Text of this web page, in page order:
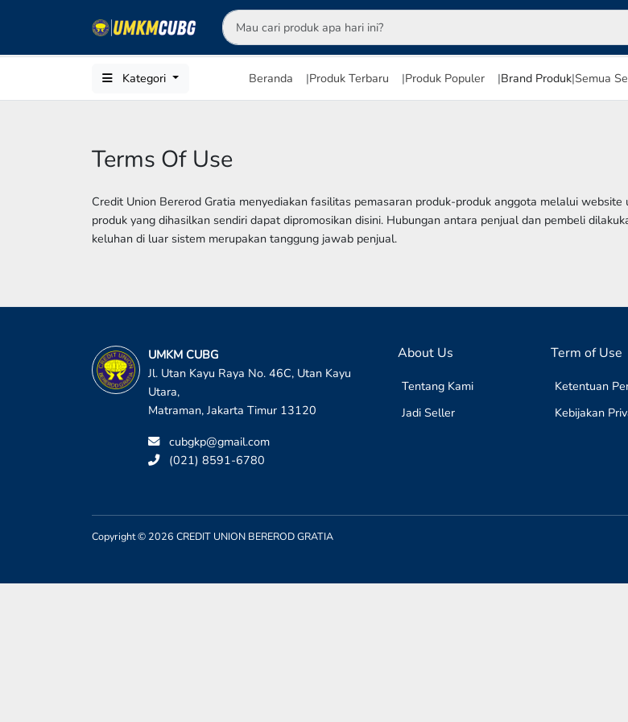
Kategori Beranda |Produk Terbaru |Produk Populer |Brand Produk|Semua
Terms Of Use
Credit Union Bererod Gratia menyediakan fasilitas pemasaran produk-produk anggota melalui
produk yang dihasilkan sendiri dapat dipromosikan disini. Hubungan antara penjual dan pembeli
keluhan di luar sistem merupakan tanggung jawab penjual.
UMKM CUBG
Jl. Utan Kayu Raya No. 46C, Utan Kayu
Utara,
Matraman, Jakarta Timur 13120
cubgkp@gmail.com
(021) 8591-6780
About Us
Tentang Kami
Jadi Seller
Term of Use
Ketentuan
Kebijakan
Copyright © 2026 CREDIT UNION BEREROD GRATIA